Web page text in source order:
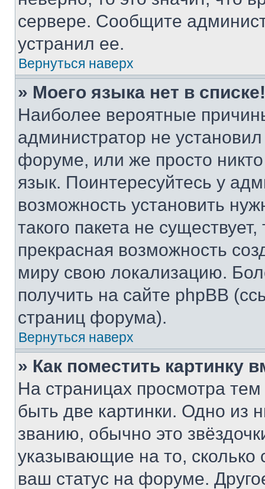
сервере. Сообщите
устранил ее.
Вернуться наверх
» Моего языка нет в списке!
Наиболее вероятные
администратор не
форуме, или же просто
язык. Поинтересуйтесь у
возможность установить
такого пакета не
прекрасная возможность
миру свою локализацию.
получить на сайте phpBB
страниц форума).
Вернуться наверх
» Как поместить картинку
На страницах просмотра
быть две картинки. Одно из
званию, обычно это
указывающие на то,
ваш статус на форуме.